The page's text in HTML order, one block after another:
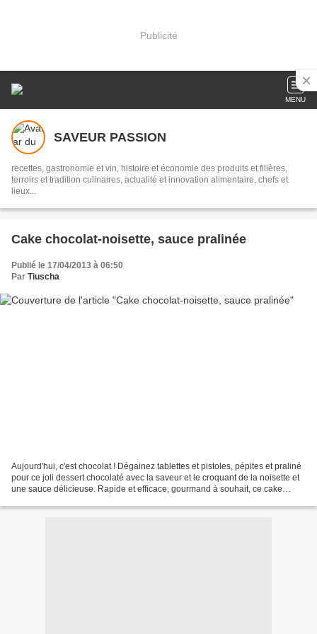
Publicité
MENU
SAVEUR PASSION
recettes, gastronomie et vin, histoire et économie des produits et filières,
terroirs et tradition culinaires, actualité et innovation alimentaire, chefs et
lieux...
Cake chocolat-noisette, sauce pralinée
Publié le 17/04/2013 à 06:50
Par Tiuscha
Aujourd'hui, c'est chocolat ! Dégainez tablettes et pistoles, pépites et praliné
pour ce joli dessert chocolaté avec la saveur et le croquant de la noisette et
une sauce délicieuse. Rapide et efficace, gourmand à souhait, ce cake